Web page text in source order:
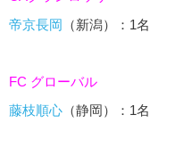
帝京長岡 （新潟）：1名
FC グローバル
藤枝順心 （静岡）：1名